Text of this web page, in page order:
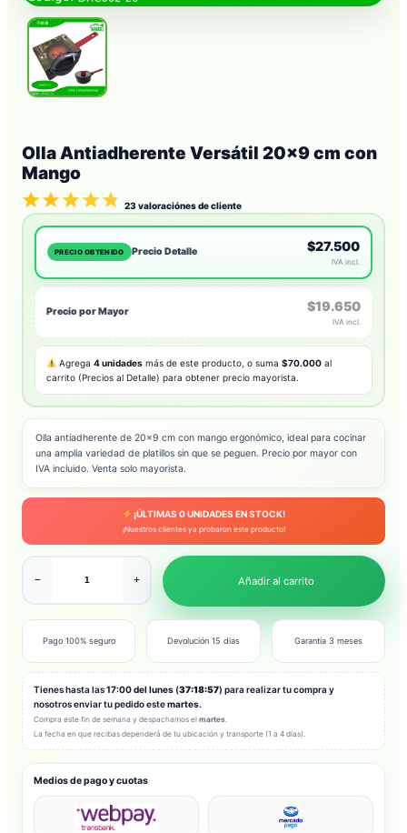
Olla Antiadherente Versátil 20×9 cm con
Mango
23 valoraciónes de cliente
PRECIO OBTENIDO Precio Detalle $27.500
IVA incl.
Precio por Mayor $19.650
IVA incl.
Agrega4 unidades más de este producto, o suma$70.000 al
carrito (Precios al Detalle) para obtener precio mayorista.
Olla antiadherente de 20×9 cm con mango ergonómico, ideal para cocinar
una amplia variedad de platillos sin que se peguen. Precio por mayor con
IVA incluido. Venta solo mayorista.
¡ÚLTIMAS0UNIDADES EN STOCK!
¡Nuestros clientes ya probaron este producto!
− + Añadir al carrito
Pago 100% seguro Devolución 15 días Garantía 3 meses
Tienes hasta las17:00 del lunes (37:18:55) para realizar tu compra y
nosotros enviar tu pedido estemartes.
Compra este fin de semana y despachamos el martes
La fecha en que recibas dependerá de tu ubicación y transporte (1 a 4 días).
Medios de pago y cuotas